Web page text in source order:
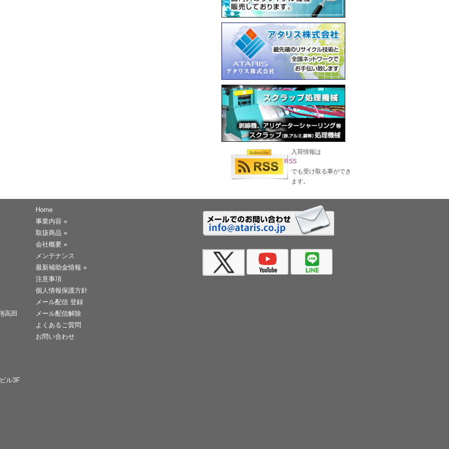
入荷情報は
RSS
でも受け取る事ができ
ます。
高田
ル3F
Home
事業内容 »
取扱商品 »
会社概要 »
メンテナンス
最新補助金情報 »
注意事項
個人情報保護方針
メール配信 登録
メール配信解除
よくあるご質問
お問い合わせ